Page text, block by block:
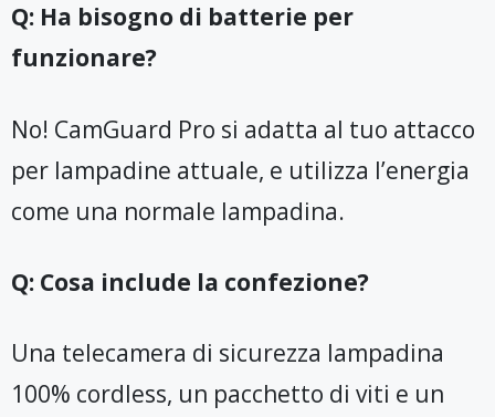
Q: Ha bisogno di batterie per
funzionare?
No! CamGuard Pro si adatta al tuo attacco
per lampadine attuale, e utilizza l’energia
come una normale lampadina.
Q: Cosa include la confezione?
Una telecamera di sicurezza lampadina
100% cordless, un pacchetto di viti e un